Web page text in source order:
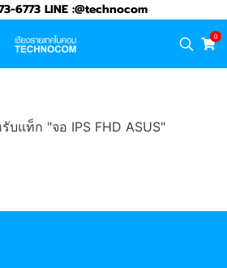
6773 LINE :@technocom
0
บแท็ก "จอ IPS FHD ASUS"